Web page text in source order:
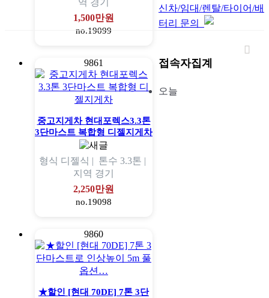
역 경기
1,500만원
no.19099
9861
중고지게차 현대포렉스3.3톤
3단마스트 복합형 디젤지게차
형식 디젤식 | 톤수 3.3톤 |
지역 경기
2,250만원
no.19098
9860
★할인 [현대 70DE] 7톤 3단
신차/임대/렌탈/타이어/배
터리 문의
접속자집계
오늘